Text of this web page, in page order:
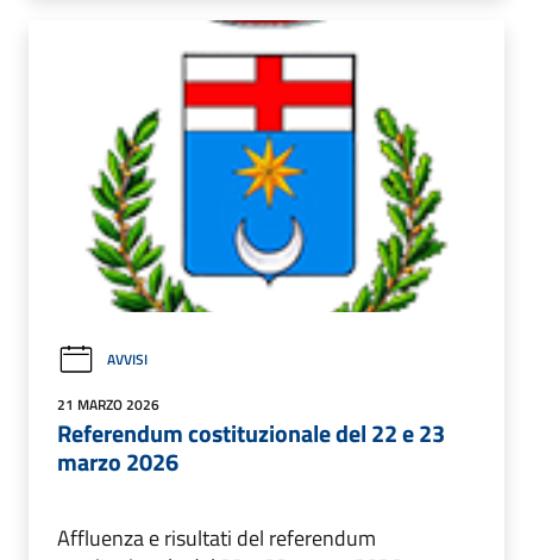
AVVISI
21 MARZO 2026
Referendum costituzionale del 22 e 23
marzo 2026
Affluenza e risultati del referendum